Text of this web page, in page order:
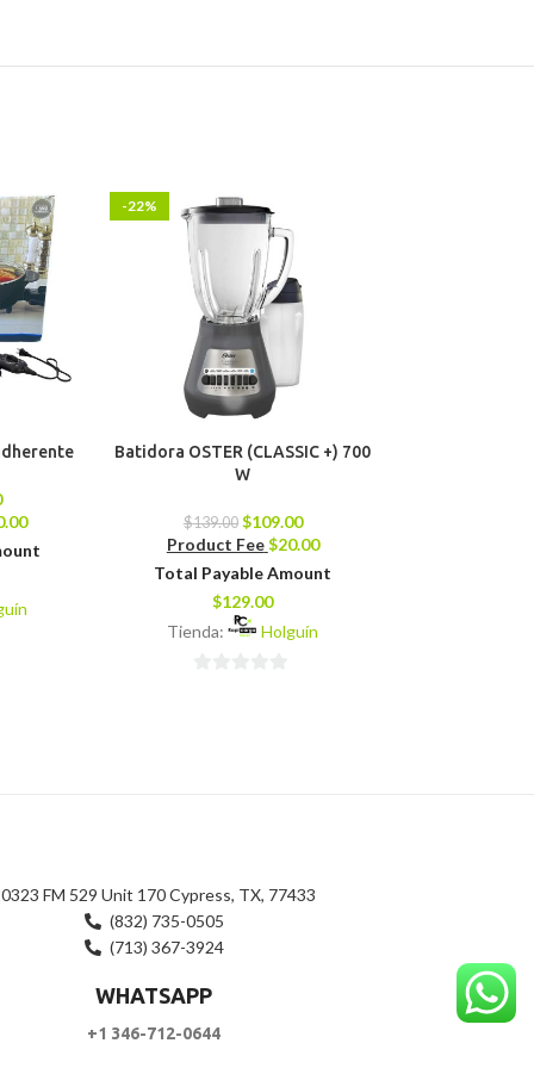
-22%
Batidora OSTER (CLASSIC +) 700
W
$139.00 $109.00
Product Fee$20.00
Total Payable Amount
$129.00
Tienda:
Holguín
FM 529 Unit 170 Cypress, TX, 77433
(832) 735-0505
(713) 367-3924
WHATSAPP
+1 346-712-0644